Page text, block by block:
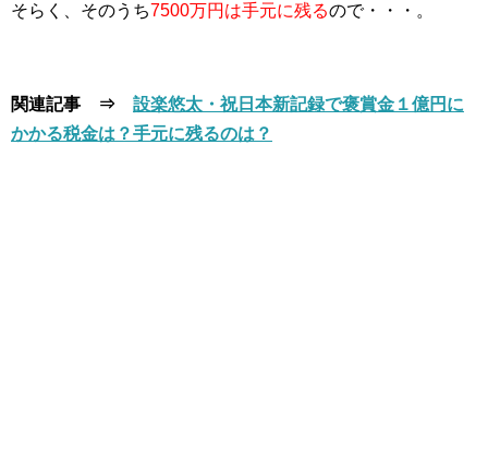
そらく、そのうち7500万円は手元に残るので・・・。
関連記事 ⇒ 設楽悠太・祝日本新記録で褒賞金１億円に
かかる税金は？手元に残るのは？